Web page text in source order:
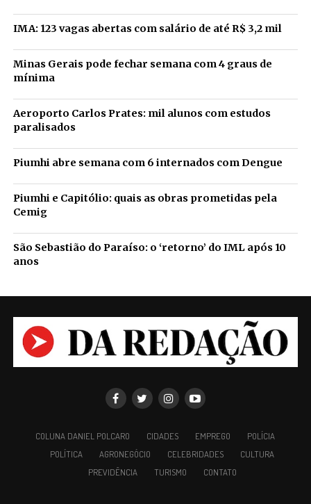
IMA: 123 vagas abertas com salário de até R$ 3,2 mil
Minas Gerais pode fechar semana com 4 graus de
mínima
Aeroporto Carlos Prates: mil alunos com estudos
paralisados
Piumhi abre semana com 6 internados com Dengue
Piumhi e Capitólio: quais as obras prometidas pela
Cemig
São Sebastião do Paraíso: o ‘retorno’ do IML após 10
anos
COLUNA DANIEL POLCARO CIDADES EMPREGO
POLÍCIA
POLÍTICA
AGRONEGÓCIO CELEBRIDADES
CULTURA
PREVIDÊNCIA
TURISMO CONTATO